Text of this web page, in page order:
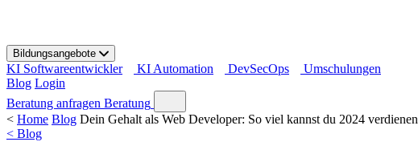
t
o
c
o
n
t
Bildungsangebote
KI Softwareentwickler KI Automation DevSecOps
Umschulungen
Blog Login
Beratung anfragen Beratung
< Home Blog Dein Gehalt als Web Developer: So viel kannst du 2024 verdienen
< Blog